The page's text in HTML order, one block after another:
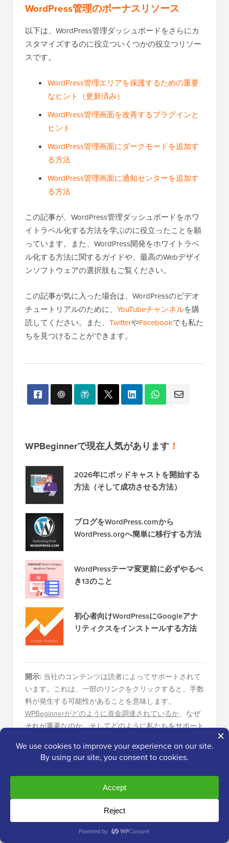
WordPress管理のボーナスリソース
以下は、WordPress管理ダッシュボードをさらにカ
スタマイズするのに役立ついくつかの役立つリソー
スです。
WordPress管理エリアを保護するための重要
なヒント（更新済み）
WordPress管理画面を改善するプラグインと
ヒント
WordPress管理画面にダークモードを追加す
る方法
WordPress管理画面に通知センターを追加す
る方法
この記事が、WordPress管理ダッシュボードをホワ
イトラベル化する方法を学ぶのに役立ったことを願
っています。また、WordPress開発をホワイトラベ
ル化する方法に関するガイドや、最高のWebデザイ
ンソフトウェアの選択肢もご覧ください。
この記事が気に入った場合は、WordPressのビデオ
チュートリアルのために、 YouTubeチャンネルを購
読してください。また、 TwitterやFacebookでも私た
ちを見つけることができます。
WPBeginnerで現在人気があります ！
2026年にポッドキャストを開始する
方法（そして成功させる方法）
ブログをWordPress.comから
WordPress.orgへ簡単に移行する方法
WordPressテーマ変更前に必ずやるべ
き13のこと
初心者向けWordPressにGoogleアナ
リティクスをインストールする方法
開示: 当社のコンテンツは読者によってサポートされて
います。これは、一部のリンクをクリックすると、手数
料が発生する可能性があることを意味します。
WPBeginnerがどのように資金調達されているか、なぜ
それが重要なのか、そしてどのように私たちをサポート
セスです。
編集スタッフについて
Webホスティング、eコマース、SEO、マー